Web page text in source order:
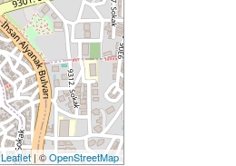
Leaflet| ©OpenStreetMap